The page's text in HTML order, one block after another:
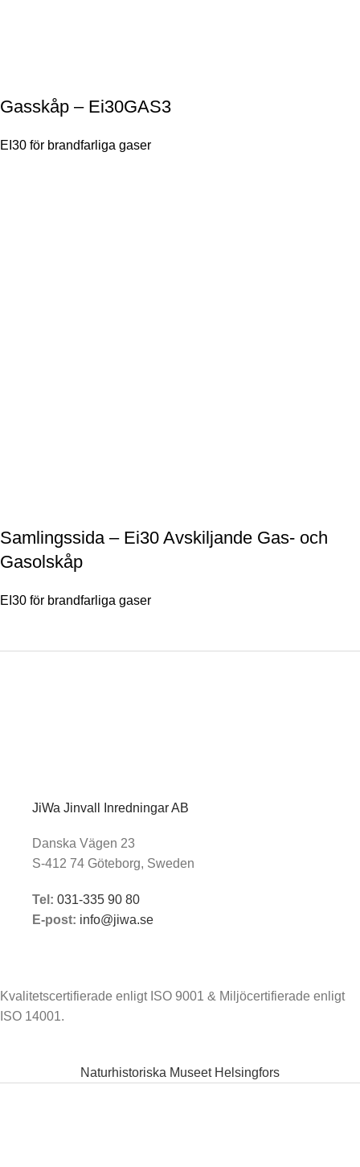
Gasskåp – Ei30GAS3
EI30 för brandfarliga gaser
Samlingssida – Ei30 Avskiljande Gas- och
Gasolskåp
EI30 för brandfarliga gaser
JiWa Jinvall Inredningar AB
Danska Vägen 23
S-412 74 Göteborg, Sweden
Tel: 031-335 90 80
E-post: info@jiwa.se
Kvalitetscertifierade enligt ISO 9001 & Miljöcertifierade enligt
ISO 14001.
Naturhistoriska Museet Helsingfors